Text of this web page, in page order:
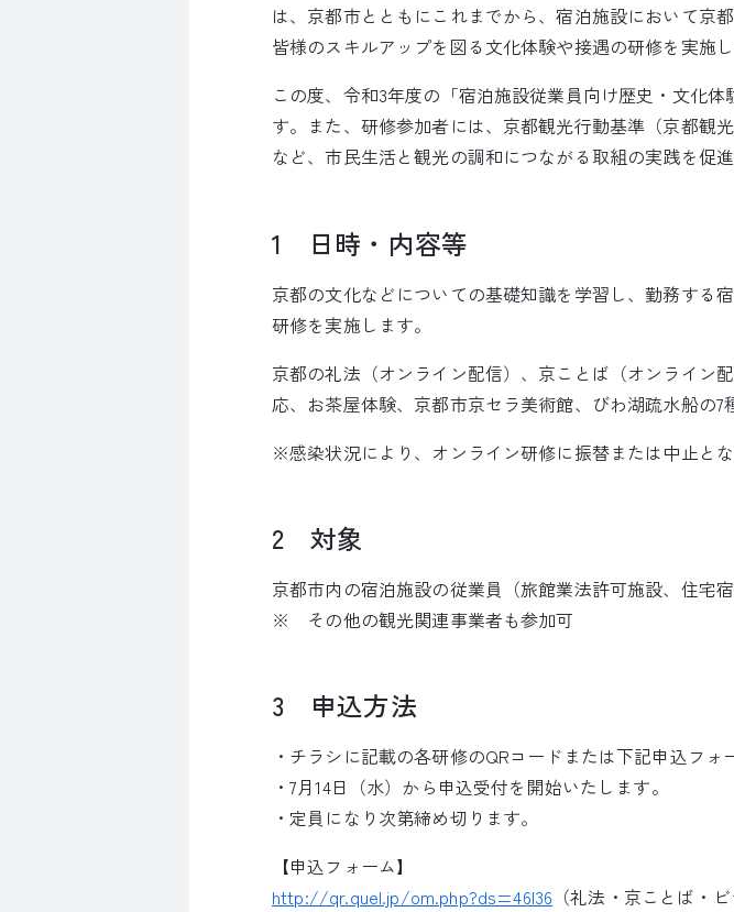
は、京都市とともにこれまでから、宿泊施設において京
皆様のスキルアップを図る文化体験や接遇の研修を実施し
この度、令和3年度の「宿泊施設従業員向け歴史・文化
す。また、研修参加者には、京都観光行動基準（京都観
など、市民生活と観光の調和につながる取組の実践を促進
1 日時・内容等
京都の文化などについての基礎知識を学習し、勤務する
研修を実施します。
京都の礼法（オンライン配信）、京ことば（オンライン
応、お茶屋体験、京都市京セラ美術館、びわ湖疏水船の7
※感染状況により、 オンライン研修に振替または中止と
2 対象
京都市内の宿泊施設の従業員（旅館業法許可施設、住宅
※ その他の観光関連事業者も参加可
3 申込方法
・チラシに記載の各研修のQRコードまたは下記申込フォ
・7月14日（水）から申込受付を開始いたします。
・定員になり次第締め切ります。
【申込フォーム】
http://qr.quel.jp/om.php?ds=46l36 （礼法・京ことば・